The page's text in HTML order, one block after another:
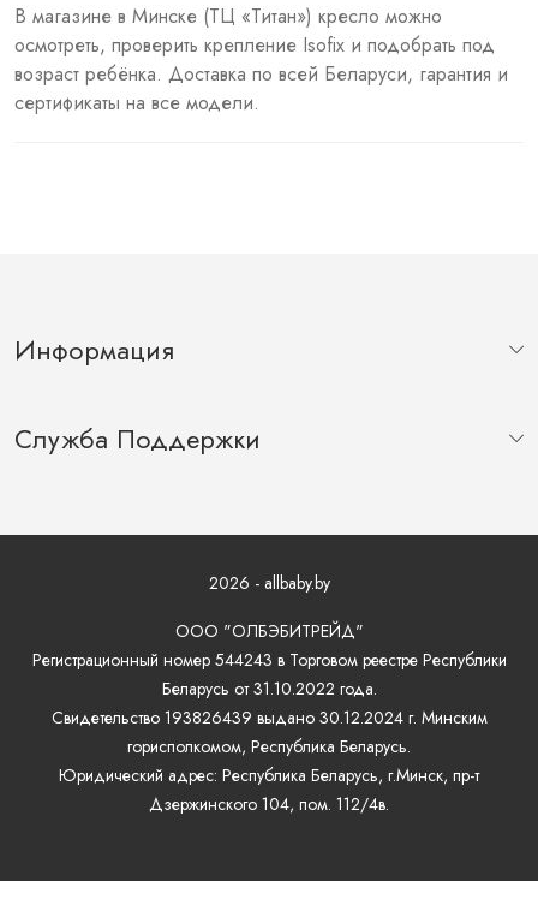
В магазине в Минске (ТЦ «Титан») кресло можно
осмотреть, проверить крепление Isofix и подобрать под
возраст ребёнка. Доставка по всей Беларуси, гарантия и
сертификаты на все модели.
Информация
Служба Поддержки
2026 - allbaby.by
ООО "ОЛБЭБИТРЕЙД"
Регистрационный номер 544243 в Торговом реестре Республики
Беларусь от 31.10.2022 года.
Свидетельство 193826439 выдано 30.12.2024 г. Минским
горисполкомом, Республика Беларусь.
Юридический адрес: Республика Беларусь, г.Минск, пр-т
Дзержинского 104, пом. 112/4в.